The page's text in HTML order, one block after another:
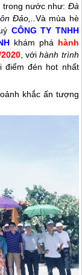
trong nước như: Đà
Đảo,..Và mùa hè
CÔNG TY TNHH
khám phá hành
, vớihành trình
điểm đén hot nhất
khắc ấn tượng